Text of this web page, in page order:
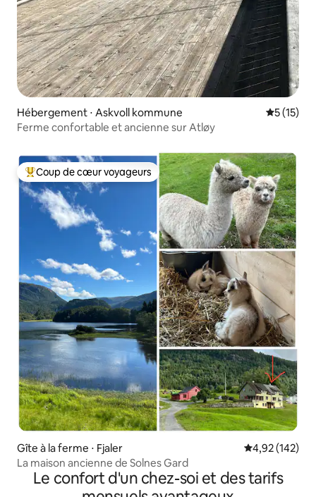
Hébergement ⋅ Askvoll kommune
5 (15)
Ferme confortable et ancienne sur Atløy
Coups de cœur voyageurs les plus appréciés
Coup de cœur voyageurs
Gîte à la ferme ⋅ Fjaler Évaluation
4,92 (142)
La maison ancienne de Solnes Gard
Le confort d'un chez-soi et des tarifs